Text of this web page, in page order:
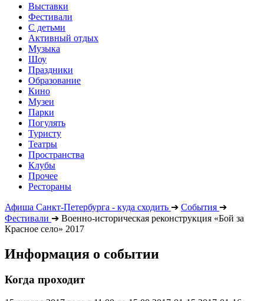
Выставки
Фестивали
С детьми
Активный отдых
Музыка
Шоу
Праздники
Образование
Кино
Музеи
Парки
Погулять
Туристу
Театры
Пространства
Клубы
Прочее
Рестораны
Афиша Санкт-Петербурга - куда сходить ➔ События ➔
Фестивали ➔ Военно-историческая реконструкция «Бой за
Красное село» 2017
Информация о событии
Когда проходит